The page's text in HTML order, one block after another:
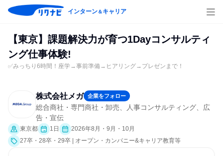
インターン＆キャリア
【東京】課題解決力が育つ1Dayコンサルティ
ング仕事体験!
✅みっちり6時間！座学→事前準備→ヒアリング→プレゼンまで！
株式会社メガ 企業をフォロー
総合商社・専門商社・卸売、人事コンサルティング、広
告・宣伝
東京都 1日
2026年8月・9月・10月
27卒・28卒・29卒 | オープン・カンパニー&キャリア教育等